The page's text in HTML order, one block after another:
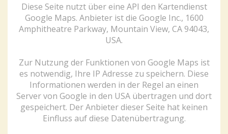
Diese Seite nutzt über eine API den Kartendienst
Google Maps. Anbieter ist die Google Inc., 1600
Amphitheatre Parkway, Mountain View, CA 94043,
USA.
Zur Nutzung der Funktionen von Google Maps ist
es notwendig, Ihre IP Adresse zu speichern. Diese
Informationen werden in der Regel an einen
Server von Google in den USA übertragen und dort
gespeichert. Der Anbieter dieser Seite hat keinen
Einfluss auf diese Datenübertragung.